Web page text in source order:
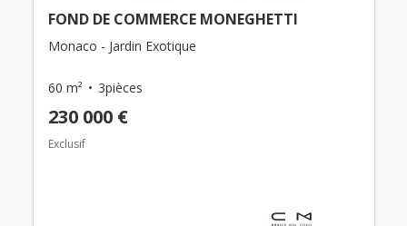
FOND DE COMMERCE MONEGHETTI
Monaco - Jardin Exotique
60 m² 3pièces
230 000 €
Exclusif